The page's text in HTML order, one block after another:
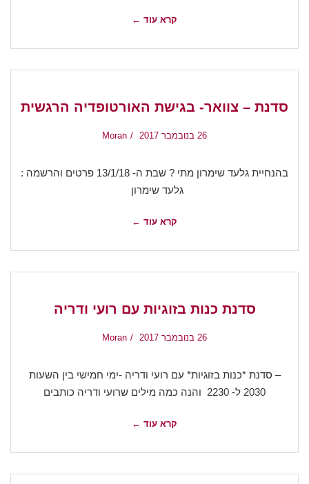
קרא עוד ←
סדנת – צוואר- בגישת האורטופדיה הרגשית
26 בנובמבר 2017 Moran
בהנחיית גלעד שימרון מתי ? שבת ה- 13/1/18 פרטים והרשמה :
גלעד שימרון
קרא עוד ←
סדנת כנות בזוגיות עם רועי ודריה
26 בנובמבר 2017 Moran
– סדנת *כנות בזוגיות* עם רועי ודריה -ימי חמישי בין השעות
2030 ל- 2230 והנה כמה מילים שרועי ודריה כותבים
קרא עוד ←